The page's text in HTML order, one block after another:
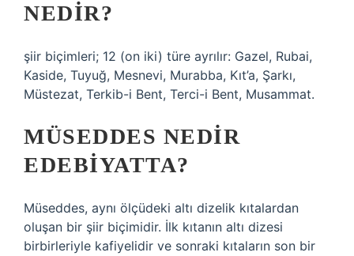
NEDIR?
şiir biçimleri; 12 (on iki) türe ayrılır: Gazel, Rubai,
Kaside, Tuyuğ, Mesnevi, Murabba, Kıt’a, Şarkı,
Müstezat, Terkib-i Bent, Terci-i Bent, Musammat.
MÜSEDDES NEDIR
EDEBIYATTA?
Müseddes, aynı ölçüdeki altı dizelik kıtalardan
oluşan bir şiir biçimidir. İlk kıtanın altı dizesi
birbirleriyle kafiyelidir ve sonraki kıtaların son bir